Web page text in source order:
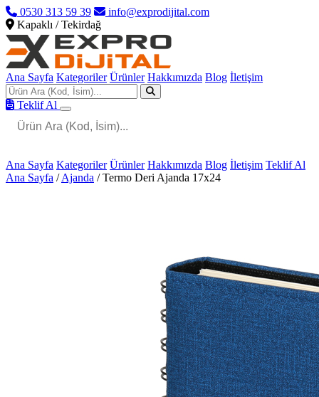
0530 313 59 39
info@exprodijital.com
Kapaklı / Tekirdağ
Ana Sayfa Kategoriler Ürünler Hakkımızda Blog İletişim
Teklif Al
Ana Sayfa Kategoriler Ürünler Hakkımızda Blog İletişim Teklif Al
Ana Sayfa / Ajanda / Termo Deri Ajanda 17x24